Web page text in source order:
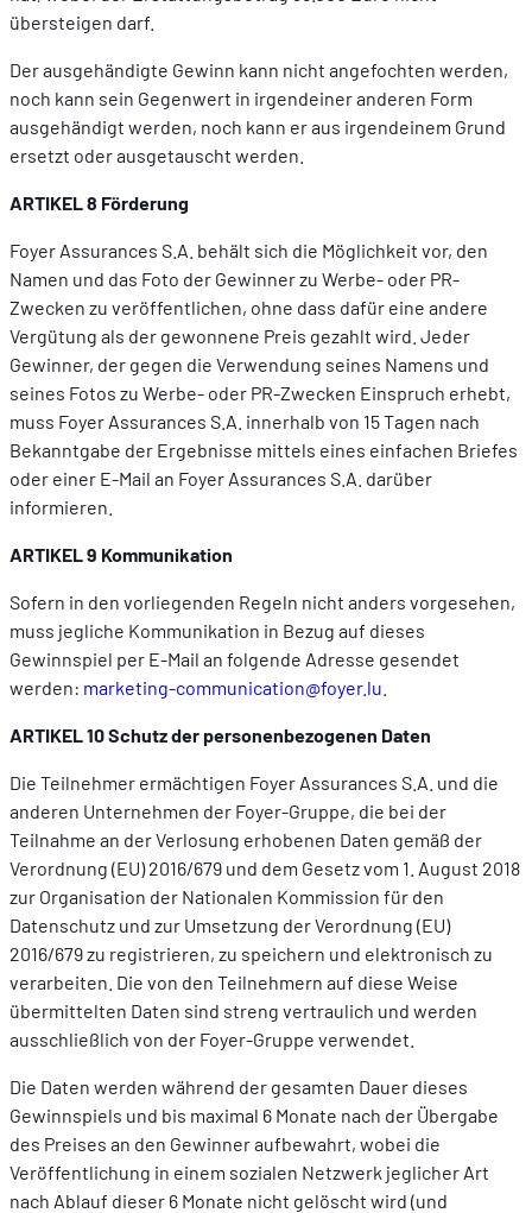
übersteigen darf.
Der ausgehändigte Gewinn kann nicht angefochten werden,
noch kann sein Gegenwert in irgendeiner anderen Form
ausgehändigt werden, noch kann er aus irgendeinem Grund
ersetzt oder ausgetauscht werden.
ARTIKEL 8 Förderung
Foyer Assurances S.A. behält sich die Möglichkeit vor, den
Namen und das Foto der Gewinner zu Werbe- oder PR-
Zwecken zu veröffentlichen, ohne dass dafür eine andere
Vergütung als der gewonnene Preis gezahlt wird. Jeder
Gewinner, der gegen die Verwendung seines Namens und
seines Fotos zu Werbe- oder PR-Zwecken Einspruch erhebt,
muss Foyer Assurances S.A. innerhalb von 15 Tagen nach
Bekanntgabe der Ergebnisse mittels eines einfachen Briefes
oder einer E-Mail an Foyer Assurances S.A. darüber
informieren.
ARTIKEL 9 Kommunikation
Sofern in den vorliegenden Regeln nicht anders vorgesehen,
muss jegliche Kommunikation in Bezug auf dieses
Gewinnspiel per E-Mail an folgende Adresse gesendet
werden: marketing-communication@foyer.lu
ARTIKEL 10 Schutz der personenbezogenen Daten
Die Teilnehmer ermächtigen Foyer Assurances S.A. und die
anderen Unternehmen der Foyer-Gruppe, die bei der
Teilnahme an der Verlosung erhobenen Daten gemäß der
Verordnung (EU) 2016/679 und dem Gesetz vom 1. August 2018
zur Organisation der Nationalen Kommission für den
Datenschutz und zur Umsetzung der Verordnung (EU)
2016/679 zu registrieren, zu speichern und elektronisch zu
verarbeiten. Die von den Teilnehmern auf diese Weise
übermittelten Daten sind streng vertraulich und werden
ausschließlich von der Foyer-Gruppe verwendet.
Die Daten werden während der gesamten Dauer dieses
Gewinnspiels und bis maximal 6 Monate nach der Übergabe
des Preises an den Gewinner aufbewahrt, wobei die
Veröffentlichung in einem sozialen Netzwerk jeglicher Art
nach Ablauf dieser 6 Monate nicht gelöscht wird (und